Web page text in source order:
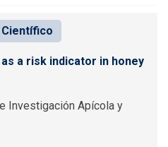
a risk indicator in honey
Investigación Apícola y